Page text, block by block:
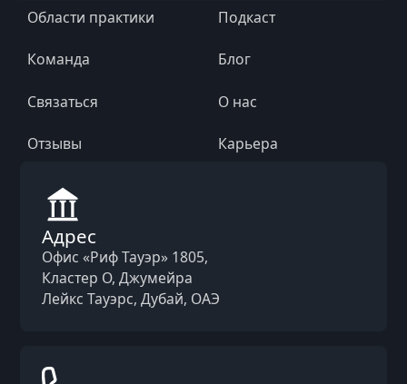
Области практики Подкаст
Команда Блог
Связаться О нас
Отзывы Карьера
Адрес
Офис «Риф Тауэр» 1805,
Кластер O, Джумейра
Лейкс Тауэрс, Дубай, ОАЭ